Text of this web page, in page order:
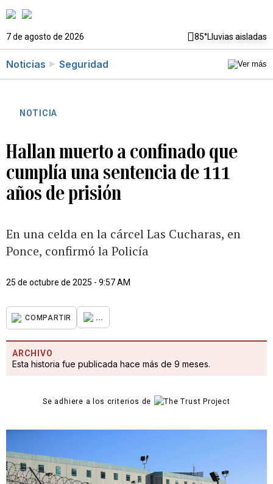
7 de agosto de 2026 85°Lluvias aisladas
Noticias Seguridad
NOTICIA
Hallan muerto a confinado que
cumplía una sentencia de 111
años de prisión
En una celda en la cárcel Las Cucharas, en
Ponce, confirmó la Policía
25 de octubre de 2025 - 9:57 AM
COMPARTIR ...
ARCHIVO
Esta historia fue publicada hace más de 9 meses.
Se adhiere a los criterios de